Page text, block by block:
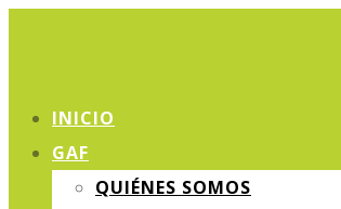
INICIO
GAF
QUIÉNES SOMOS